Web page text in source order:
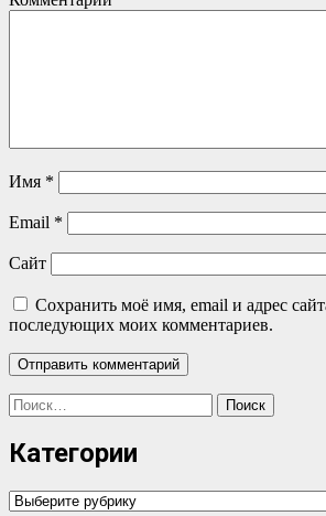
Имя *
Email *
Сайт
Сохранить моё имя, email и адрес
последующих моих комментариев.
Найти:
Категории
Категории